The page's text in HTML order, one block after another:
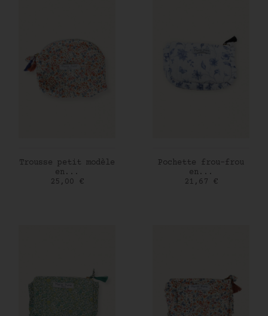
AJOUTER AU PANIER
Trousse petit modèle
en...
Prix
25,00 €
AJOUTER AU PANIER
Pochette frou-frou
en...
Prix
21,67 €